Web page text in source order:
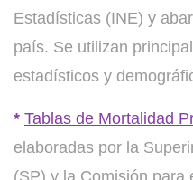
Estadísticas (INE) y
país. Se utilizan
estadísticos y
* Tablas de Mortalidad
elaboradas por la
(SP) y la Comisión para